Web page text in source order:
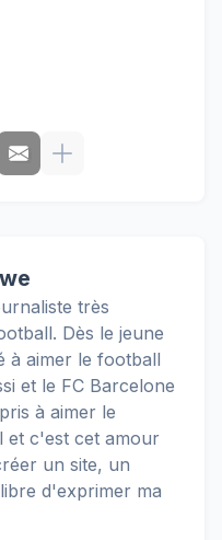
très
Dès le jeune
à aimer le football
et le FC Barcelone
à aimer le
et c'est cet amour
un site, un
d'exprimer ma